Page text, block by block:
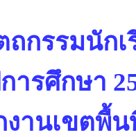
กรรมนัก
ารศึกษา
งานเขตพื้